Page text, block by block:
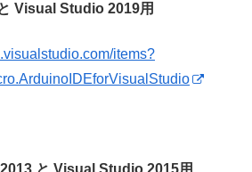
Visual Studio 2019用
items?
と Visual Studio 2015用